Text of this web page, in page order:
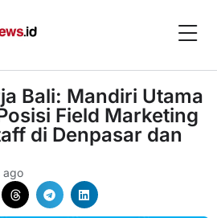
Bali: Mandiri Utama
Field Marketing
di Denpasar dan
ago